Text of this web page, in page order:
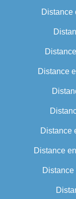
Distance
Distance
Distance
Distance
Distance